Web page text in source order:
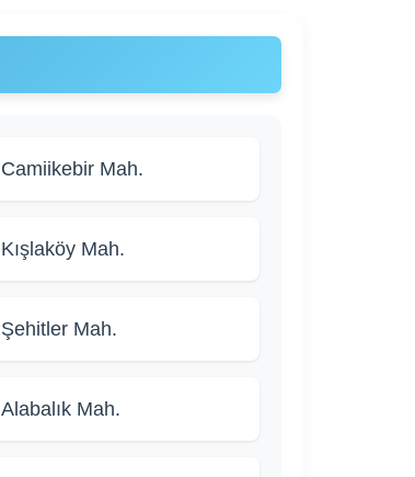
Camiikebir Mah.
Kışlaköy Mah.
Şehitler Mah.
Alabalık Mah.